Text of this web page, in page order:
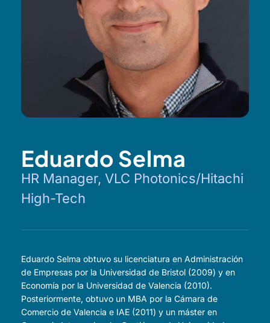
Eduardo Selma
HR Manager, VLC Photonics/Hitachi
High-Tech
Eduardo Selma obtuvo su licenciatura en Administración
de Empresas por la Universidad de Bristol (2009) y en
Economía por la Universidad de Valencia (2010).
Posteriormente, obtuvo un MBA por la Cámara de
Comercio de Valencia e IAE (2011) y un máster en